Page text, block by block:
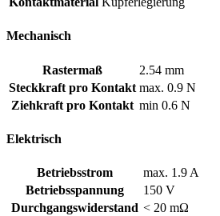
Mechanisch
Rastermaß
2.54 mm
Steckkraft pro Kontakt max. 0.9 N
Ziehkraft pro Kontakt min 0.6 N
Elektrisch
Betriebsstrom
max. 1.9 A
Betriebsspannung
150 V
Durchgangswiderstand < 20 mΩ